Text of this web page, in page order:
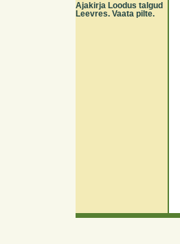
Ajakirja Loodus talgud
Leevres. Vaata pilte.